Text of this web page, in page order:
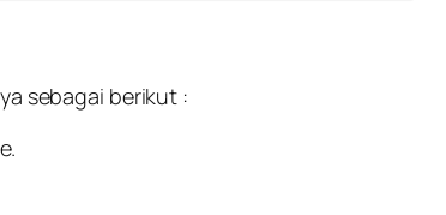
sebagai berikut :
.